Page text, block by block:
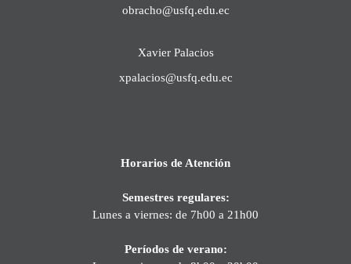
obracho@usfq.edu.ec
Xavier Palacios
xpalacios@usfq.edu.ec
Horarios de Atención
Semestres regulares:
Lunes a viernes: de 7h00 a 21h00
Períodos de verano: